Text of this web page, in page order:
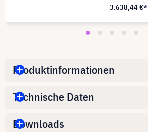
3.638,44 €*
Produktinformationen
Technische Daten
Downloads